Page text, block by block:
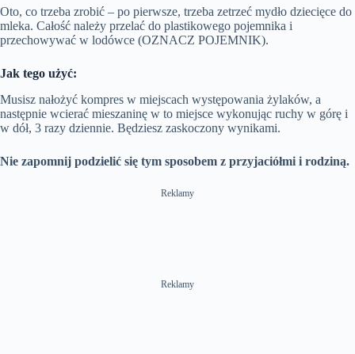
Oto, co trzeba zrobić – po pierwsze, trzeba zetrzeć mydło dziecięce do
mleka. Całość należy przelać do plastikowego pojemnika i
przechowywać w lodówce (OZNACZ POJEMNIK).
Jak tego użyć:
Musisz nałożyć kompres w miejscach występowania żylaków, a
następnie wcierać mieszaninę w to miejsce wykonując ruchy w górę i
w dół, 3 razy dziennie. Będziesz zaskoczony wynikami.
Nie zapomnij podzielić się tym sposobem z przyjaciółmi i rodziną.
Reklamy
Reklamy